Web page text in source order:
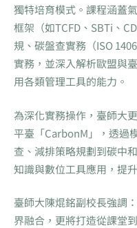
獨特培育模式。課程涵蓋
框架（如TCFD、SBTi、
規、碳盤查實務（ISO
實務，並深入解析歐盟與
用各類管理工具的能力。
為深化實務操作，臺師大
平臺「CarbonM」，透過
查、減排策略規劃到碳中
知識與數位工具應用，提
臺師大陳焜銘副校長強調
界融合，更將打造從課堂